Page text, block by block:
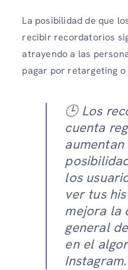
La posibilidad de que
recibir recordatorios
atrayendo a las
pagar por retargeting o
🕒 Los
cuenta
aumentan
los
ver tus
mejora la
general
en el
Instagram.